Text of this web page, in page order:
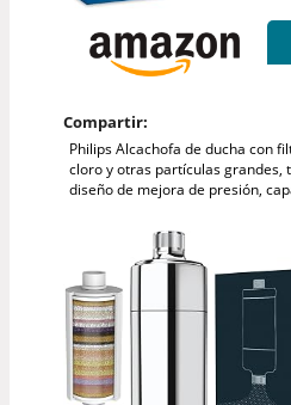
Compartir:
Philips Alcachofa de ducha con
cloro y otras partículas grandes,
diseño de mejora de presión,